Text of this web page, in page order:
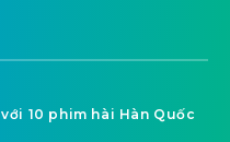
10 phim hài Hàn Quốc